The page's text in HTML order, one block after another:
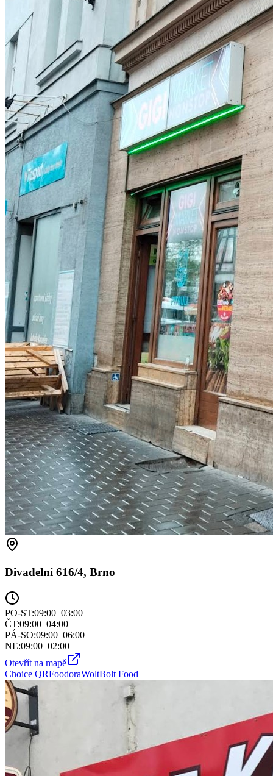
Divadelní 616/4, Brno
PO-ST:09:00–03:00
ČT:09:00–04:00
PÁ-SO:09:00–06:00
NE:09:00–02:00
Otevřít na mapě
Choice QRFoodoraWoltBolt Food